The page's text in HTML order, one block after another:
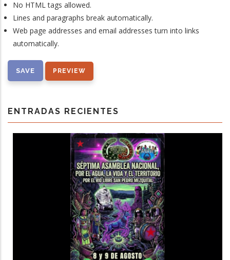
No HTML tags allowed.
Lines and paragraphs break automatically.
Web page addresses and email addresses turn into links
automatically.
ENTRADAS RECIENTES